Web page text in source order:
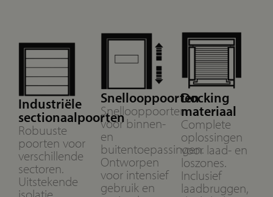
Industriële
sectionaalpoorten
Robuuste
poorten voor
verschillende
sectoren.
Uitstekende
Snellooppoorten
Snellooppoorten
voor binnen-
en
buitentoepassingen.
Ontworpen
voor intensief
gebruik en
Docking
materiaal
Complete
oplossingen
voor laad- en
loszones.
Inclusief
laadbruggen,